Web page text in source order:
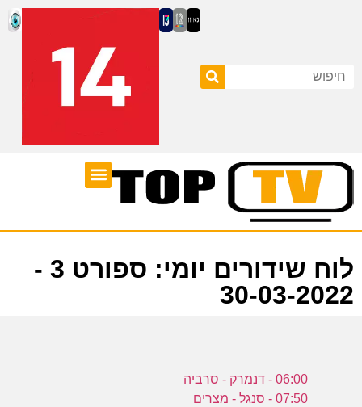
לוח שידורים יומי: ספורט 3 -
30-03-2022
06:00 - דנמרק - סרביה
07:50 - סנגל - מצרים